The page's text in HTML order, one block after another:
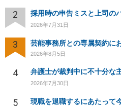
2 採用時の申告ミスと上司の
2026年7月31日
3
2026年8月5日
4 弁護士が裁判中に不十分な
2026年7月30日
5